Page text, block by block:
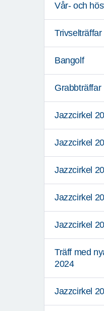
Vår- och
Bangolf
Grabbträffar
Jazzcirkel
Jazzcirkel
Jazzcirkel
Jazzcirkel
Jazzcirkel
Träff med
2024
Jazzcirkel